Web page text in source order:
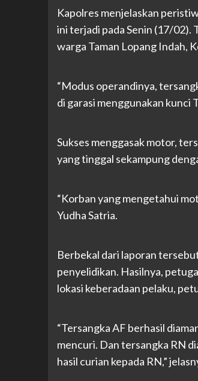
Kapolres menjelaskan
ini terjadi pada Senin (17/02).
warga Taman Lopang Indah,
“Modus operandinya,
di garasi menggunakan kunci
Sukses menggasak motor,
yang tinggal sekampung
“Korban yang mengetahui
Yudha Satria.
Berbekal dari laporan
penyelidikan. Hasilnya,
lokasi keberadaan pelaku,
“Tersangka AF berhasil
mencuri. Dan tersangka RN
hasil curian kepada RN,”